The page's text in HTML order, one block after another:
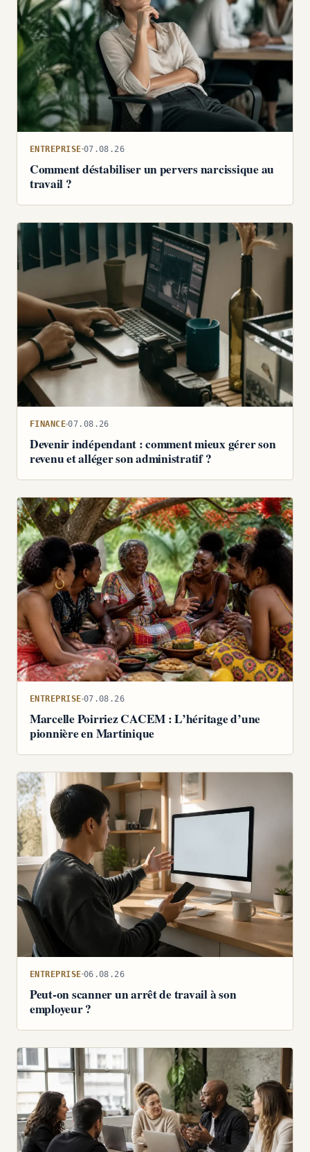
ENTREPRISE 07.08.26
Comment déstabiliser un pervers narcissique au
travail ?
FINANCE 07.08.26
Devenir indépendant : comment mieux gérer son
revenu et alléger son administratif ?
ENTREPRISE 07.08.26
Marcelle Poirriez CACEM : L’héritage d’une
pionnière en Martinique
ENTREPRISE 06.08.26
Peut-on scanner un arrêt de travail à son
employeur ?